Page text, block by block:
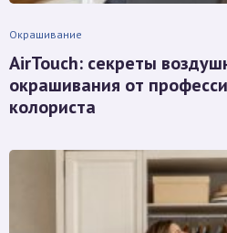
Окрашивание
AirTouch: секреты
окрашивания от
колориста